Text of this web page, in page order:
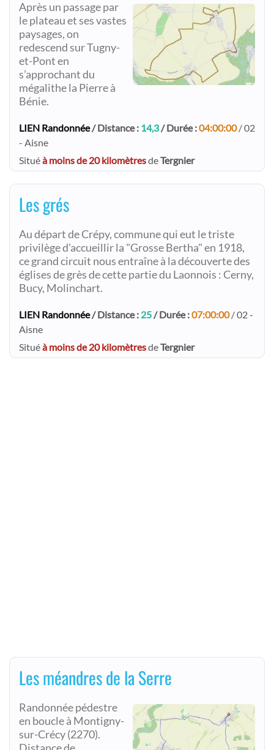
Après un passage par
le plateau et ses vastes
paysages, on
redescend sur Tugny-
et-Pont en
s’approchant du
mégalithe la Pierre à
Bénie.
LIEN Randonnée/ Distance : 14,3/ Durée :04:00:00/ 02
- Aisne
Situéà moins de 20 kilomètresdeTergnier
Les grés
Au départ de Crépy, commune qui eut le triste
privilège d'accueillir la "Grosse Bertha" en 1918,
ce grand circuit nous entraîne à la découverte des
églises de grès de cette partie du Laonnois : Cerny,
Bucy, Molinchart.
LIEN Randonnée/ Distance : 25/ Durée :07:00:00/ 02 -
Aisne
Situéà moins de 20 kilomètresdeTergnier
Les méandres de la Serre
Randonnée pédestre
en boucle à Montigny-
sur-Crécy (2270).